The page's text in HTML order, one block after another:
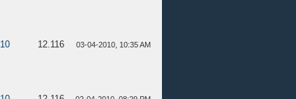
10 12.116 03-04-2010, 10:35 AM